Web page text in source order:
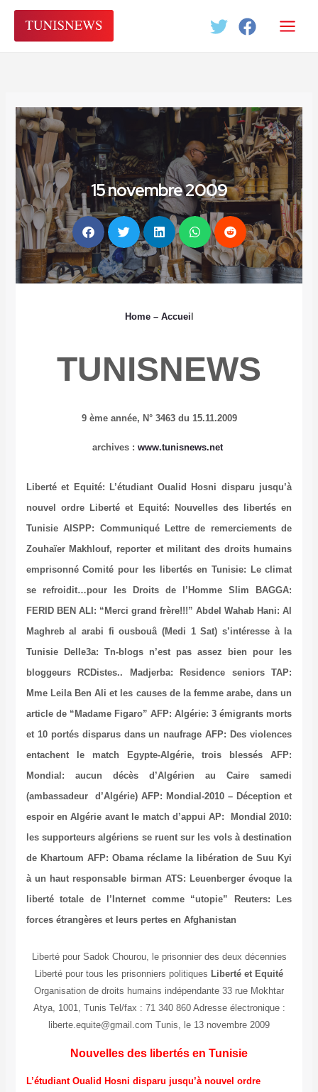
Aller
contenu
15 novembre 2009
Home– Accuei
TUNISNEWS
9 ème année, N° 3463 du 15.11.2009
archives : www.tunisnews.net
Liberté et Equité: L’étudiant Oualid Hosni disparu jusqu’à
nouvel ordre Liberté et Equité: Nouvelles des libertés en
TunisieAISPP: Communiqué Lettre de remerciements de
Zouhaïer Makhlouf, reporter et militant des droits humains
emprisonnéComité pour les libertés en Tunisie: Le climat
se refroidit…pour les Droits de l’HommeSlim BAGGA:
FERID BEN ALI: “Merci grand frère!!!” Abdel Wahab Hani: Al
Maghreb al arabi fi ousbouâ (Medi 1 Sat) s’intéresse à la
Tunisie
Delle3a: Tn-blogs n’est pas assez bien pour les
bloggeurs RCDistes..
Madjerba: Residence seniorsTAP:
Mme Leila Ben Ali et les causes de la femme arabe, dans un
article de “Madame Figaro” AFP: Algérie: 3 émigrants morts
et 10 portés disparus dans un naufrageAFP: Des violences
entachent le match Egypte-Algérie, trois blessés AFP:
Mondial: aucun décès d’Algérien au Caire samedi
(ambassadeur d’Algérie) AFP: Mondial-2010 – Déception et
espoir en Algérie avant le match d’appui AP: Mondial 2010:
les supporteurs algériens se ruent sur les vols à destination
de Khartoum AFP: Obama réclame la libération de Suu Kyi
à un haut responsable birman ATS: Leuenberger évoque la
liberté totale de l’Internet comme “utopie”
Reuters: Les
forces étrangères et leurs pertes en Afghanistan
Liberté pour Sadok Chourou, le prisonnier des deux décennies
Liberté pour tous les prisonniers politiques Liberté et Equité
Organisation de droits humains indépendante 33 rue Mokhtar
Atya, 1001, Tunis Tel/fax : 71 340 860 Adresse électronique :
liberte.equite@gmail.com Tunis, le 13 novembre 2009
Nouvelles des libertés en Tunisie
L’étudiant Oualid Hosni disparu jusqu’à nouvel ordre